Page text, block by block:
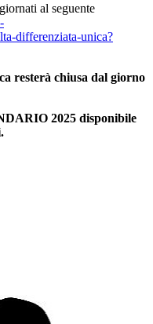
al seguente
differenziata-unica?
resterà chiusa dal giorno
2025 disponibile